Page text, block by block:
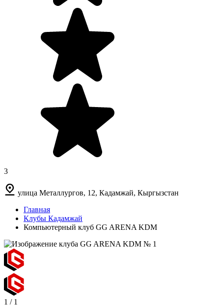
3
улица Металлургов, 12, Кадамжай, Кыргызстан
Главная
Клубы Кадамжай
Компьютерный клуб GG ARENA KDM
1 / 1